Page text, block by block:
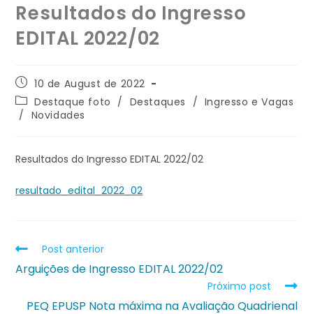
Resultados do Ingresso
EDITAL 2022/02
10 de August de 2022
Destaque foto / Destaques / Ingresso e Vagas
/ Novidades
Resultados do Ingresso EDITAL 2022/02
resultado_edital_2022_02
Post anterior
Arguições de Ingresso EDITAL 2022/02
Próximo post
PEQ EPUSP Nota máxima na Avaliação Quadrienal